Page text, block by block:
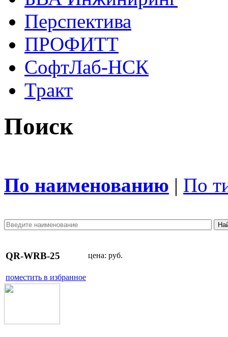
Перспектива
ПРОФИТТ
СофтЛаб-НСК
Тракт
Поиск
По наименованию | По
QR-WRB-25 цена: руб.
поместить в избранное